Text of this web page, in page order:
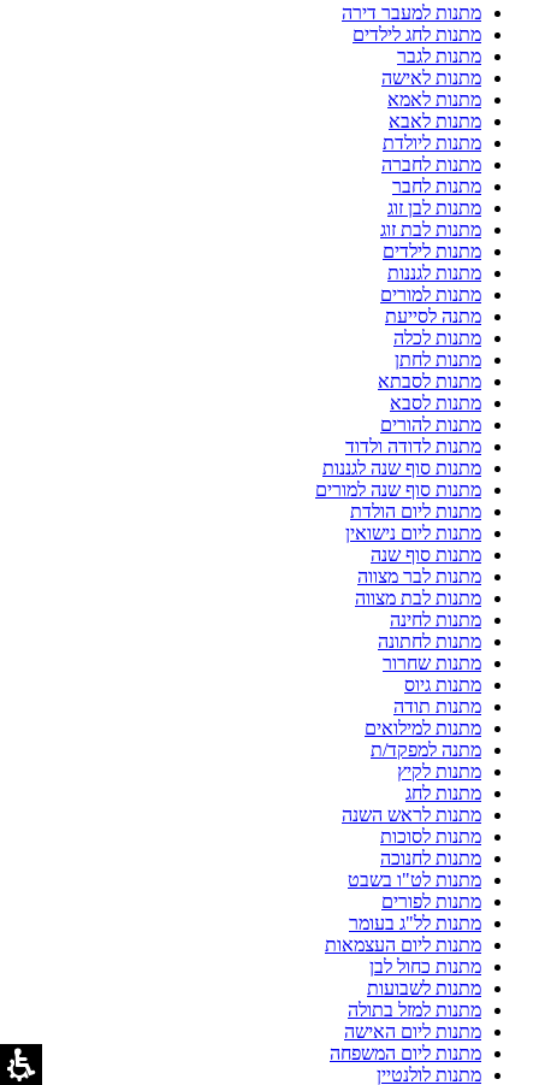
מתנות למעבר דירה
מתנות לחג לילדים
מתנות לגבר
מתנות לאישה
מתנות לאמא
מתנות לאבא
מתנות ליולדת
מתנות לחברה
מתנות לחבר
מתנות לבן זוג
מתנות לבת זוג
מתנות לילדים
מתנות לגננות
מתנות למורים
מתנה לסייעת
מתנות לכלה
מתנות לחתן
מתנות לסבתא
מתנות לסבא
מתנות להורים
מתנות לדודה ולדוד
מתנות סוף שנה לגננות
מתנות סוף שנה למורים
מתנות ליום הולדת
מתנות ליום נישואין
מתנות סוף שנה
מתנות לבר מצווה
מתנות לבת מצווה
מתנות לחינה
מתנות לחתונה
מתנות שחרור
מתנות גיוס
מתנות תודה
מתנות למילואים
מתנה למפקד/ת
מתנות לקיץ
מתנות לחג
מתנות לראש השנה
מתנות לסוכות
מתנות לחנוכה
מתנות לט"ו בשבט
מתנות לפורים
מתנות לל"ג בעומר
מתנות ליום העצמאות
מתנות כחול לבן
מתנות לשבועות
מתנות למזל בתולה
מתנות ליום האישה
מתנות ליום המשפחה
מתנות לולנטיין